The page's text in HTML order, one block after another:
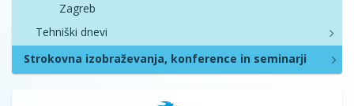
Zagreb
Tehniški dnevi
Strokovna izobraževanja, konference in seminarji